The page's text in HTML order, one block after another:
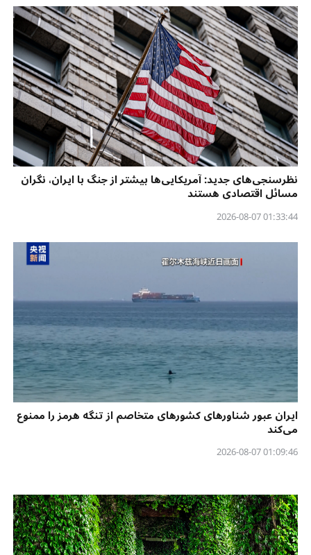
نظرسنجی‌‌های جدید: آمریکایی‌ها بیشتر از جنگ با ایران، نگران
مسائل اقتصادی هستند
01:33:44 2026-08-07
ایران عبور شناورهای کشورهای متخاصم از تنگه هرمز را ممنوع
می‌کند
01:09:46 2026-08-07